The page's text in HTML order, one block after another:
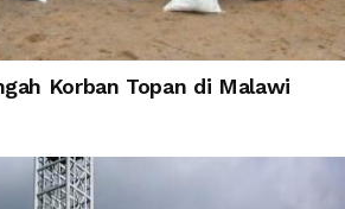
Korban Topan di Malawi